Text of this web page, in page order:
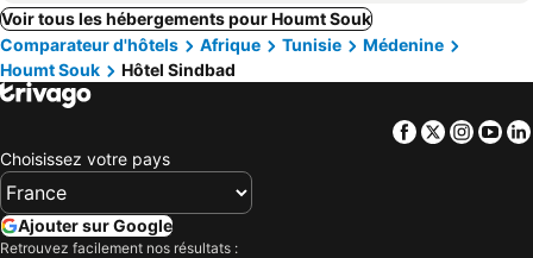
Voir tous les hébergements pour Houmt Souk
Comparateur d'hôtels
Afrique Tunisie
Médenine
Houmt Souk
Hôtel Sindbad
Facebook
Twitter
Choisissez votre pays
Ajouter sur Google
Retrouvez facilement nos résultats :